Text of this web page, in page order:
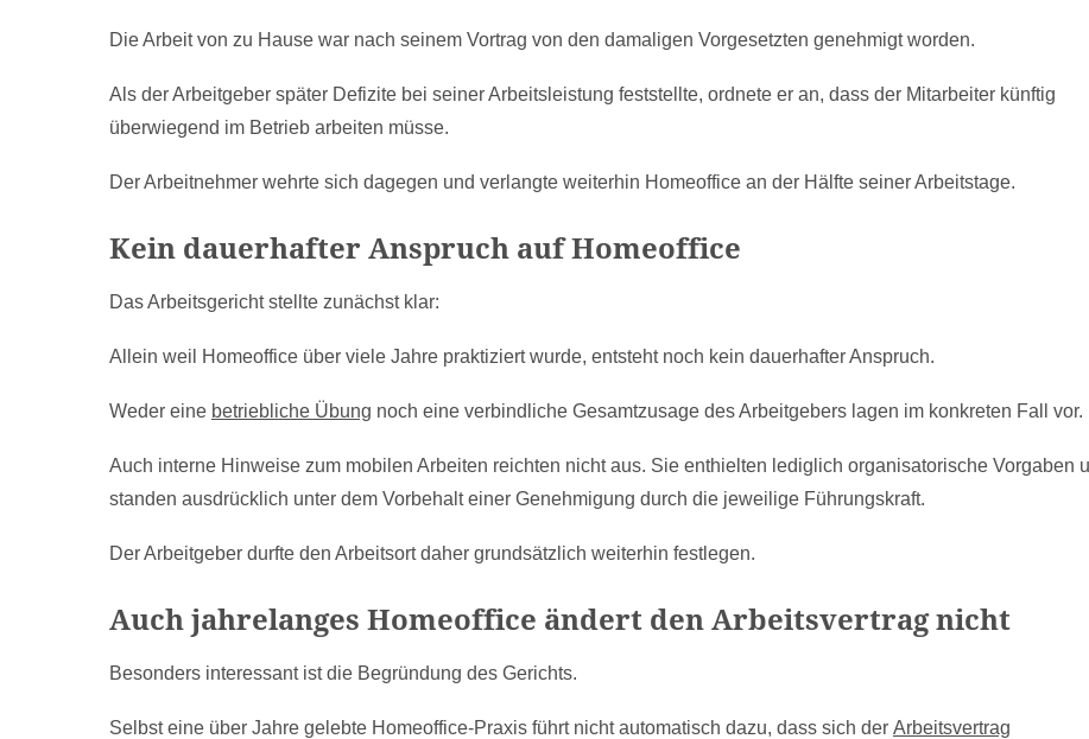
Die Arbeit von zu Hause war nach seinem Vortrag von den damaligen Vorgesetzten genehmigt worden.
Als der Arbeitgeber später Defizite bei seiner Arbeitsleistung feststellte, ordnete er an, dass der Mitarbeiter künftig
überwiegend im Betrieb arbeiten müsse.
Der Arbeitnehmer wehrte sich dagegen und verlangte weiterhin Homeoffice an der Hälfte seiner Arbeitstage.
Kein dauerhafter Anspruch auf Homeoffice
Das Arbeitsgericht stellte zunächst klar:
Allein weil Homeoffice über viele Jahre praktiziert wurde, entsteht noch kein dauerhafter Anspruch.
Weder eine betriebliche Übung noch eine verbindliche Gesamtzusage des Arbeitgebers lagen im konkreten Fall vor.
Auch interne Hinweise zum mobilen Arbeiten reichten nicht aus. Sie enthielten lediglich organisatorische Vorgaben
standen ausdrücklich unter dem Vorbehalt einer Genehmigung durch die jeweilige Führungskraft.
Der Arbeitgeber durfte den Arbeitsort daher grundsätzlich weiterhin festlegen.
Auch jahrelanges Homeoffice ändert den Arbeitsvertrag nicht
Besonders interessant ist die Begründung des Gerichts.
Selbst eine über Jahre gelebte Homeoffice-Praxis führt nicht automatisch dazu, dass sich der Arbeitsvertrag